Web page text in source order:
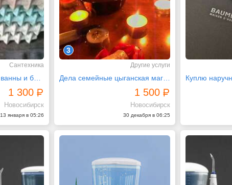
Сантехника
1 300
Новосибирск
13 января в 05:26
3
Другие услуги
Дела семейные цыганская магия шувани
1 500
Новосибирск
30 декабря в 06:25